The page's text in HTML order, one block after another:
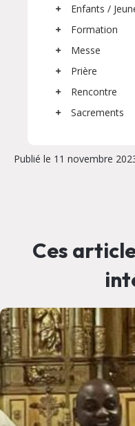
Enfants /
Formation
Messe
Prière
Rencontre
Sacrements
Publié le 11 novembre
Ces